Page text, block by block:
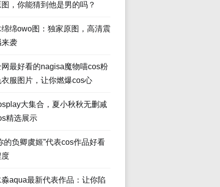
，你能猜到他是男的吗？
绵绵owo图：独家原图，高清震
来袭
网最好看的nagisa魔物喵cos粉
衣服图片，让你燃爆cos心
大集合，夏小秋秋无删减
精选展示
的负卿虞姬”代表cos作品好看
度
淼aqua最新代表作品：让你陷